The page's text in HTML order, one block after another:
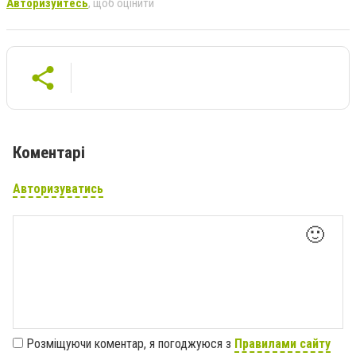
Авторизуйтесь, щоб оцінити
Коментарі
Авторизуватись
🙂
Розміщуючи коментар, я погоджуюся з Правилами сайту